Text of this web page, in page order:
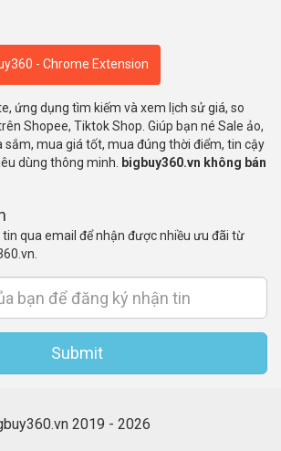
- Chrome Extension
ứng dụng tìm kiếm và xem lịch sử giá, so
Shopee, Tiktok Shop. Giúp bạn né Sale ảo,
sắm, mua giá tốt, mua đúng thời điểm, tin cậy
dùng thông minh.
bigbuy360.vn không bán
qua email để nhận được nhiều ưu đãi từ
Submit
2019 - 2026